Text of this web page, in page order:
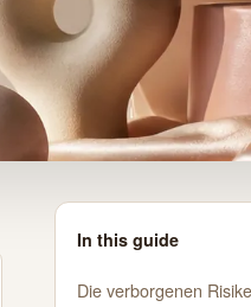
In this guide
Die verborgenen